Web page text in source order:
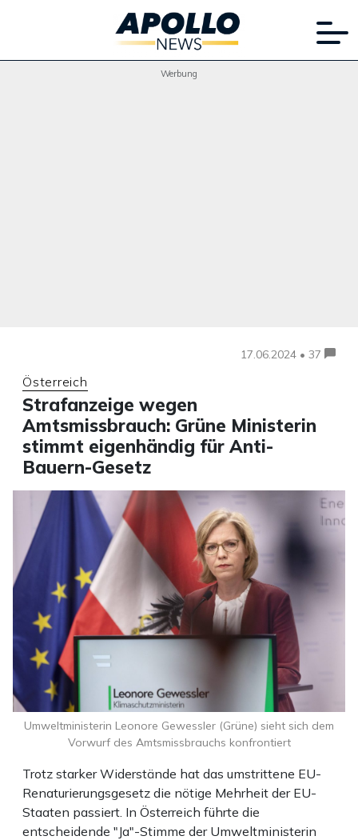
Werbung
17.06.2024 • 37
Österreich
Strafanzeige wegen
Amtsmissbrauch: Grüne Ministerin
stimmt eigenhändig für Anti-
Bauern-Gesetz
Trotz starker Widerstände hat das umstrittene EU-
Renaturierungsgesetz die nötige Mehrheit der EU-
Staaten passiert. In Österreich führte die
entscheidende "Ja"-Stimme der Umweltministerin
Umweltministerin Leonore Gewessler (Grüne) sieht sich dem
Vorwurf des Amtsmissbrauchs konfrontiert